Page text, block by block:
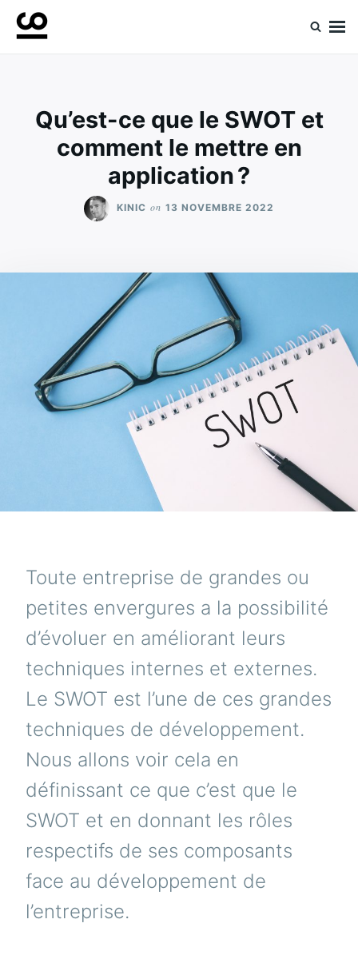
SkipSearch
for:
Qu’est-ce que le SWOT et
comment le mettre en
application ?
KINIC on 13 NOVEMBRE 2022
Toute entreprise de grandes ou
petites envergures a la possibilité
d’évoluer en améliorant leurs
techniques internes et externes.
Le SWOT est l’une de ces grandes
techniques de développement.
Nous allons voir cela en
définissant ce que c’est que le
SWOT et en donnant les rôles
respectifs de ses composants
face au développement de
l’entreprise.